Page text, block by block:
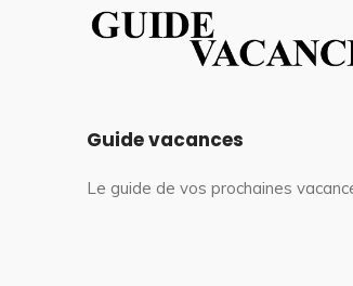
Guide vacances
Le guide de vos prochaines